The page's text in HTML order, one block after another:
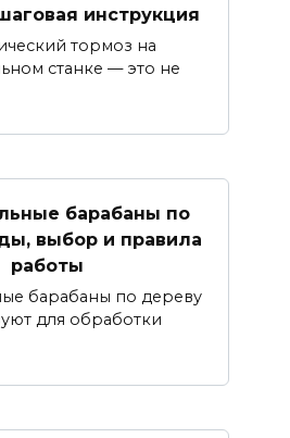
инструкция
тормоз на
станке — это не
барабаны по
выбор и правила
работы
барабаны по дереву
для обработки